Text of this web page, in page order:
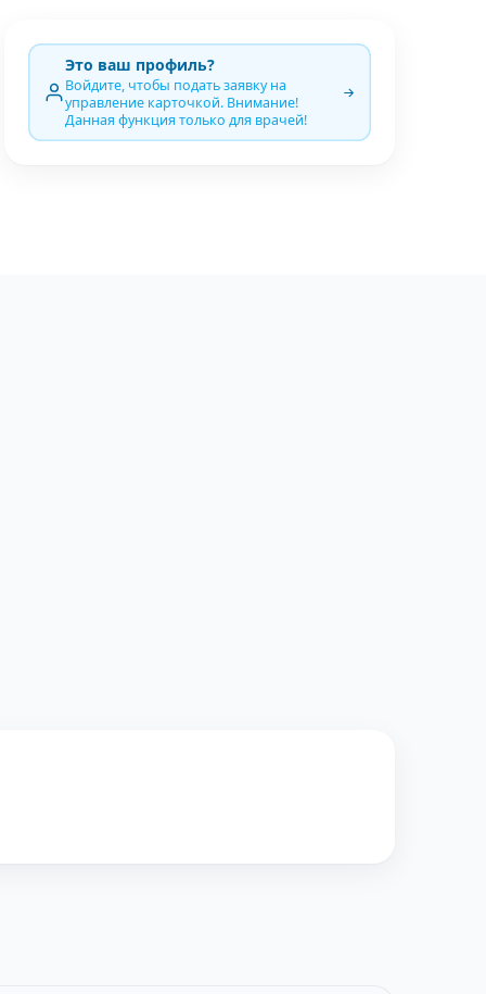
Это ваш профиль?
Войдите, чтобы подать заявку на
управление карточкой. Внимание!
Данная функция только для врачей!